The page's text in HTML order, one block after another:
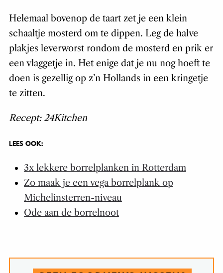
Helemaal bovenop de taart zet je een klein
schaaltje mosterd om te dippen. Leg de halve
plakjes leverworst rondom de mosterd en prik er
een vlaggetje in. Het enige dat je nu nog hoeft te
doen is gezellig op z’n Hollands in een kringetje
te zitten.
Recept: 24Kitchen
LEES OOK:
3x lekkere borrelplanken in Rotterdam
Zo maak je een vega borrelplank op
Michelinsterren-niveau
Ode aan de borrelnoot